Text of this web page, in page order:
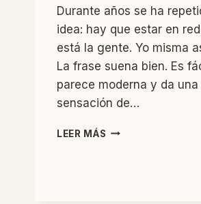
Durante años se ha
idea: hay que estar en
está la gente. Yo misma
La frase suena bien. Es
parece moderna y da
sensación de…
LEER MÁS LA